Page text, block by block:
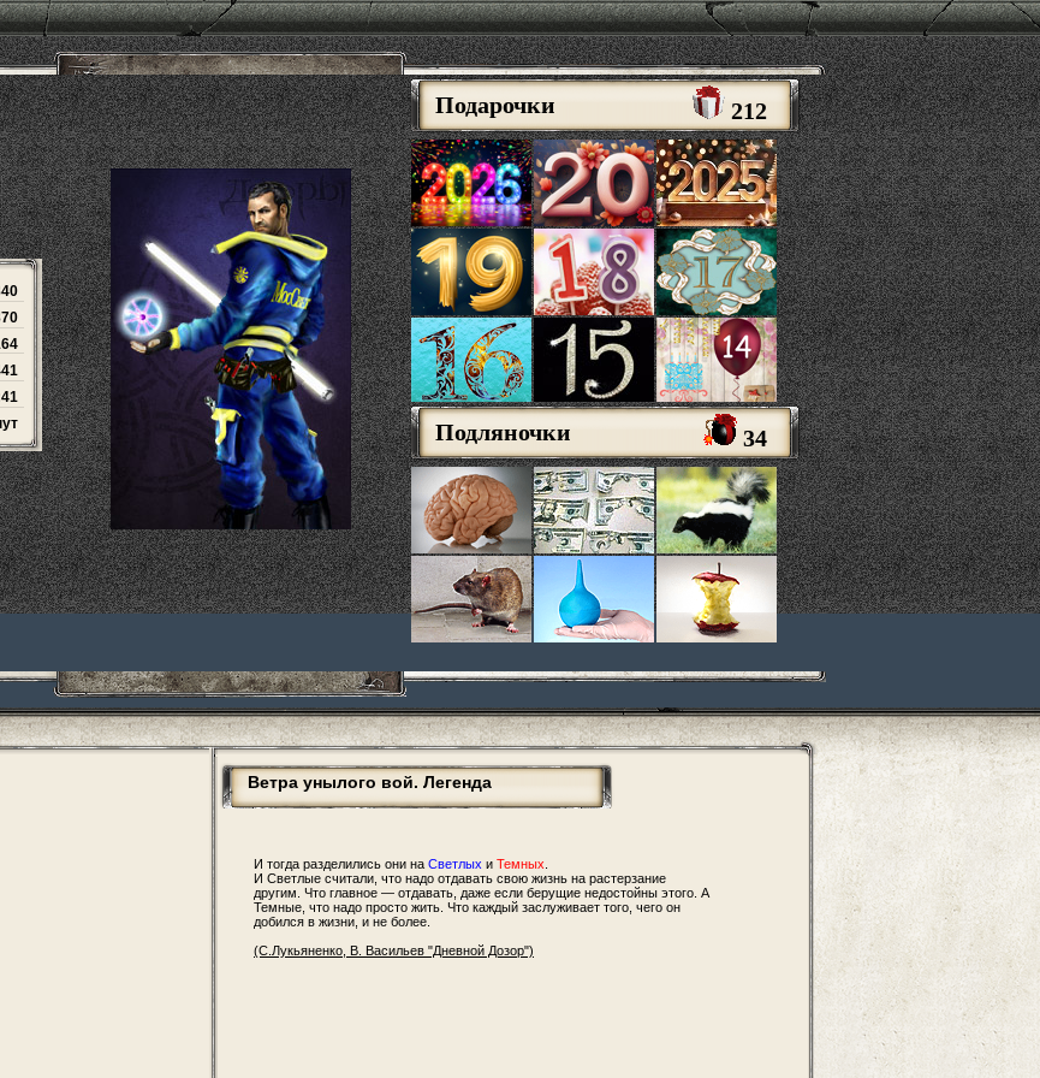
Подарочки 212
Подляночки 34
Ветра унылого вой. Легенда
И тогда разделились они на Светлых и Темных
И Светлые считали, что надо отдавать свою жизнь на растерзание
другим. Что главное — отдавать, даже если берущие недостойны этого. А
Темные, что надо просто жить. Что каждый заслуживает того, чего он
добился в жизни, и не более.
(С.Лукьяненко, В. Васильев "Дневной Дозор")